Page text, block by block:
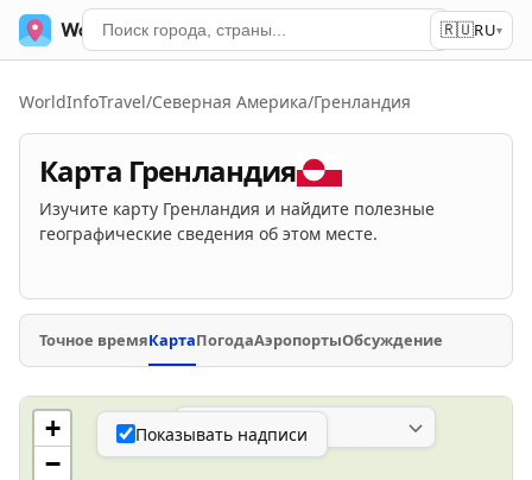
Мировое время 🇷🇺RU▾
WorldInfoTravel/Северная Америка/Гренландия
Карта Гренландия
Изучите карту Гренландия и найдите полезные
географические сведения об этом месте.
Точное времяКартаПогодаАэропортыОбсуждение
+
−
Слой карты
Показывать надписи